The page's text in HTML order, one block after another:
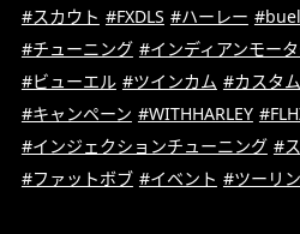
#スカウト #FXDLS #ハーレー
#チューニング #インディアンモー
#ビューエル #ツインカム #カスタム
#キャンペーン #WITHHARLEY
#インジェクションチューニング #
#ファットボブ #イベント #ツーリ